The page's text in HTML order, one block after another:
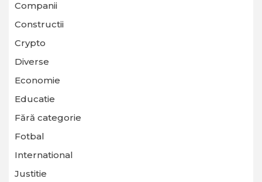
Companii
Constructii
Crypto
Diverse
Economie
Educatie
Fără categorie
Fotbal
International
Justitie